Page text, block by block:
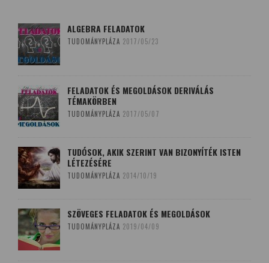
ALGEBRA FELADATOK
TUDOMÁNYPLÁZA 2017/05/23
FELADATOK ÉS MEGOLDÁSOK DERIVÁLÁS
TÉMAKÖRBEN
TUDOMÁNYPLÁZA 2017/05/07
TUDÓSOK, AKIK SZERINT VAN BIZONYÍTÉK ISTEN
LÉTEZÉSÉRE
TUDOMÁNYPLÁZA 2014/10/19
SZÖVEGES FELADATOK ÉS MEGOLDÁSOK
TUDOMÁNYPLÁZA 2019/04/09